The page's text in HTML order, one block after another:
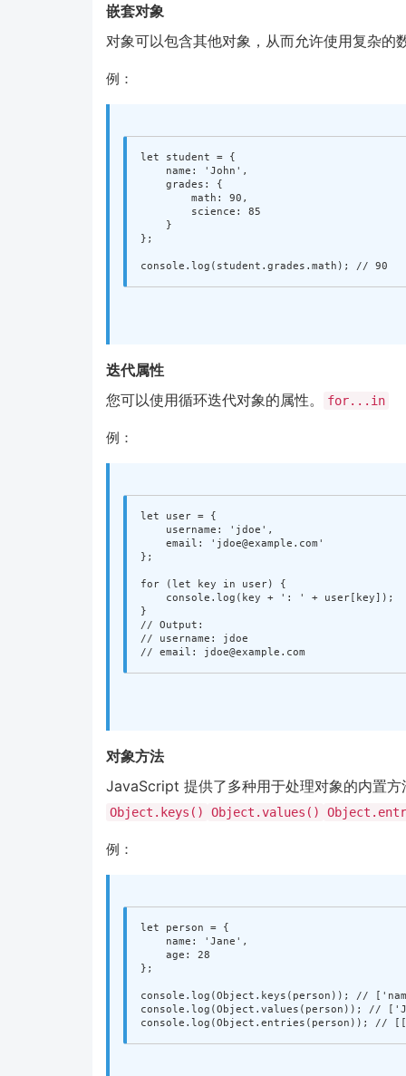
嵌套对象
对象可以包含其他对象，从而允许使用复杂的
例：
let student =
{
name : ' John ' ,
grades :
{
math : 90 ,
science :
85
}
};
console . log ( student . grades . math ); // 90
迭代属性
您可以使用循环迭代对象的属性。
for...in
例：
let user =
{
username : ' jdoe ' ,
email : ' jdoe@example.com '
};
for (let key in user)
{
console . log ( key + ' : ' + user [ key]);
}
// Output:
// username: jdoe
// email: jdoe@example.com
对象方法
JavaScript 提供了多种用于处理对象的内置方
Object.keys() Object.values()
例：
let person =
{
name : ' Jane ' ,
age :
28
};
console . log (Object . keys ( person ));
//
console . log (Object . values ( person ));
//
console . log (Object . entries ( person )); //